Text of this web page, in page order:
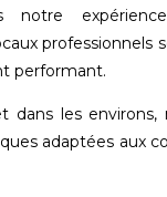
notre
professionnels
performant.
dans les
adaptées aux